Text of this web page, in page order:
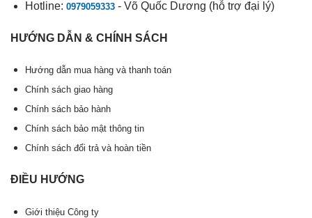
Hotline: 0979059333- Võ Quốc Dương (hỗ trợ đại lý)
HƯỚNG DẪN & CHÍNH SÁCH
Hướng dẫn mua hàng và thanh toán
Chính sách giao hàng
Chính sách bảo hành
Chính sách bảo mật thông tin
Chính sách đổi trả và hoàn tiền
ĐIỀU HƯỚNG
Giới thiệu Công ty